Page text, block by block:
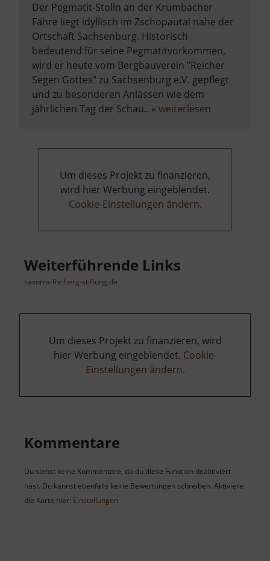
Der Pegmatit-Stolln an der Krumbacher
Fähre liegt idyllisch im Zschopautal nahe der
Ortschaft Sachsenburg. Historisch
bedeutend für seine Pegmatitvorkommen,
wird er heute vom Bergbauverein "Reicher
Segen Gottes" zu Sachsenburg e.V. gepflegt
und zu besonderen Anlässen wie dem
jährlichen Tag der Schau.. » weiterlesen
an
Um dieses Projekt zu finanzieren,
wird hier Werbung eingeblendet.
Cookie-Einstellungen ändern.
Weiterführende Links
saxonia-freiberg-stiftung.de
Um dieses Projekt zu finanzieren, wird
hier Werbung eingeblendet. Cookie-
Einstellungen ändern.
Kommentare
Du siehst keine Kommentare, da du diese Funktion deaktiviert
hast. Du kannst ebenfalls keine Bewertungen schreiben. Aktiviere
die Karte hier: Einstellungen